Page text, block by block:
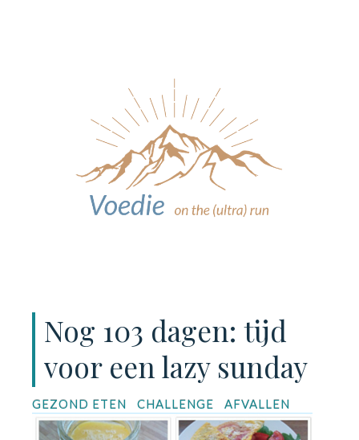
Nog 103 dagen: tijd
voor een lazy sunday
GEZOND ETEN CHALLENGE AFVALLEN